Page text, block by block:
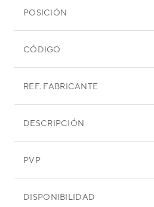
POSICIÓN
CÓDIGO
REF. FABRICANTE
DESCRIPCIÓN
PVP
DISPONIBILIDAD